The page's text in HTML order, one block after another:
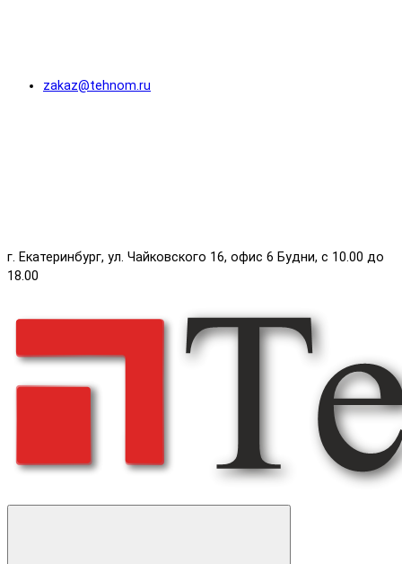
zakaz@tehnom.ru
г. Екатеринбург, ул. Чайковского 16, офис 6 Будни, с 10.00 до
18.00